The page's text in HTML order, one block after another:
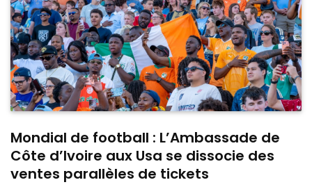
Mondial de football : L’Ambassade de
Côte d’Ivoire aux Usa se dissocie des
ventes parallèles de tickets